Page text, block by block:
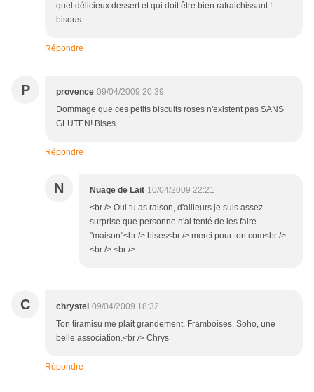
quel délicieux dessert et qui doit être bien rafraichissant !
bisous
Répondre
P provence 09/04/2009 20:39
Dommage que ces petits biscuits roses n'existent pas SANS
GLUTEN! Bises
Répondre
N Nuage de Lait 10/04/2009 22:21
<br /> Oui tu as raison, d'ailleurs je suis assez
surprise que personne n'ai tenté de les faire
"maison"<br /> bises<br /> merci pour ton com<br />
<br /> <br />
C chrystel 09/04/2009 18:32
Ton tiramisu me plait grandement. Framboises, Soho, une
belle association.<br /> Chrys
Répondre